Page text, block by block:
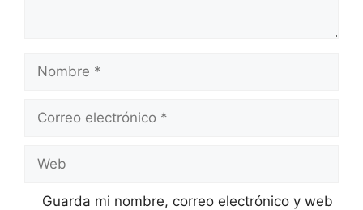
Nombre
Correo
Web
Guarda mi nombre, correo electrónico y web